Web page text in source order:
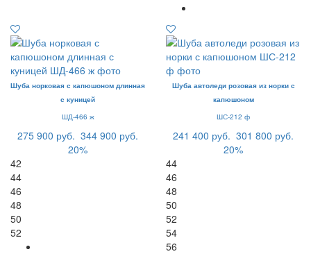
Шуба норковая с капюшоном длинная
с куницей
ШД-466 ж
275 900 руб. 344 900 руб.
20%
42
44
46
48
50
52
Шуба автоледи розовая из норки с
капюшоном
ШС-212 ф
241 400 руб. 301 800 руб.
20%
44
46
48
50
52
54
56